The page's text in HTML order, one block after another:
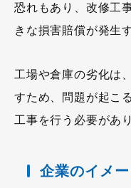
恐れもあり、改修工
きな損害賠償が発生
工場や倉庫の劣化は
すため、問題が起こ
工事を行う必要があ
企業のイメ